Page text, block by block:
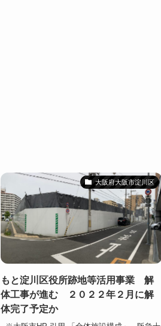
大阪府大阪市淀川区
もと淀川区役所跡地等活用事業 解
体工事が進む ２０２２年２月に解
体完了予定か